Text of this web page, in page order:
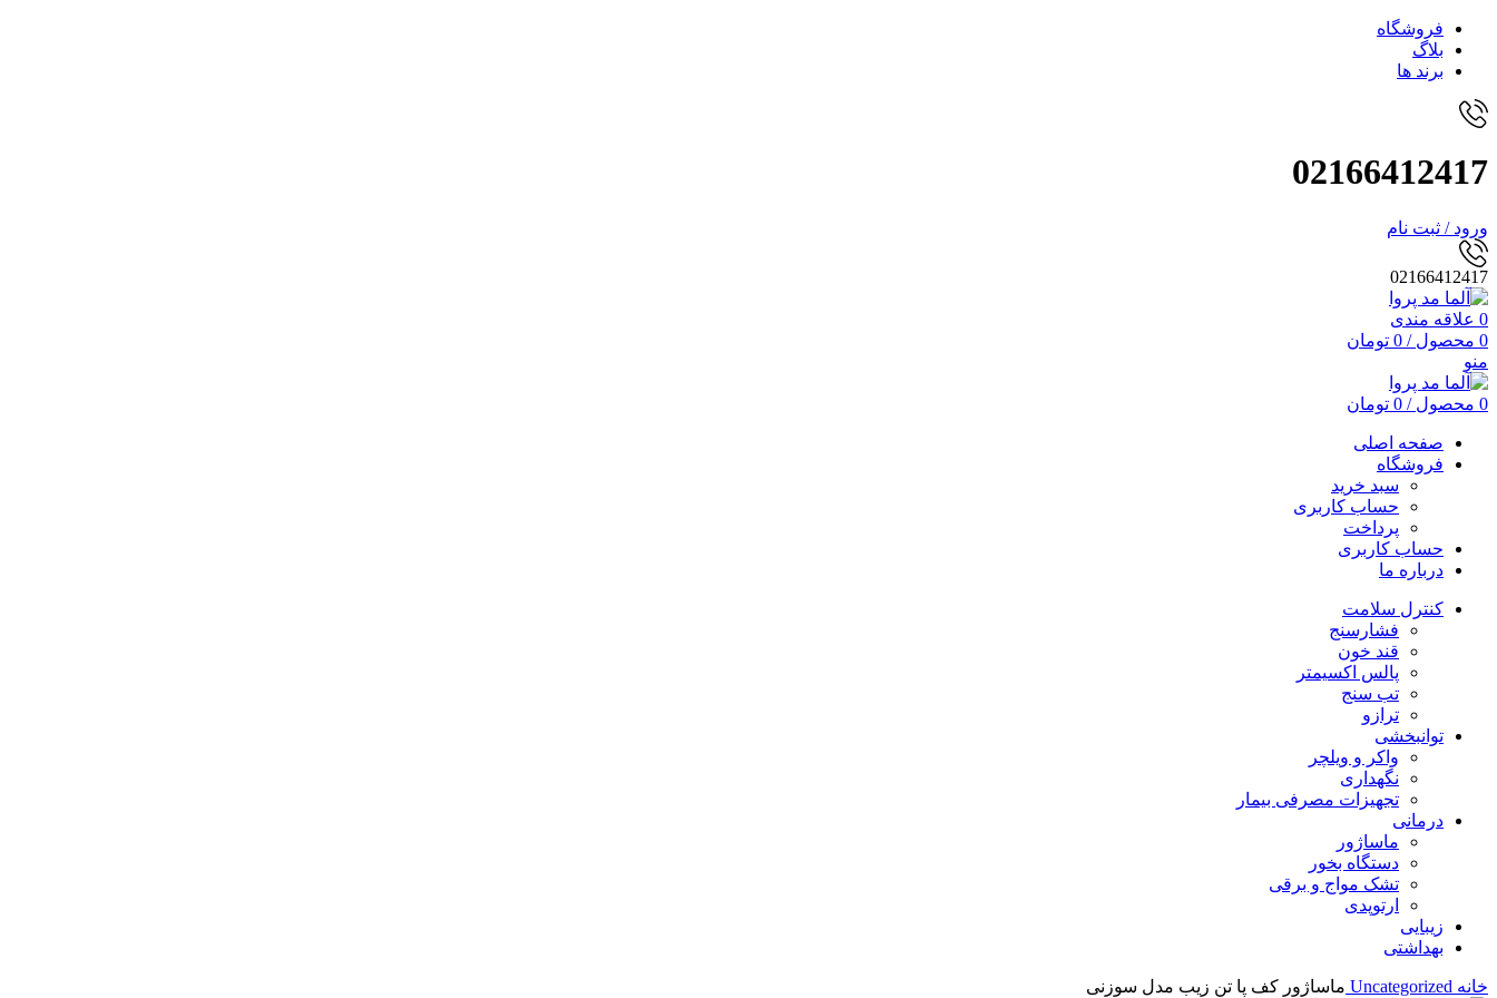
فروشگاه
بلاگ
برند ها
02166412417
ورود / ثبت نام
02166412417
0 علاقه مندی
0 محصول /
0 تومان
منو
0 محصول /
0 تومان
صفحه اصلی
فروشگاه
سبد خرید
حساب کاربری
پرداخت
حساب کاربری
درباره ما
کنترل سلامت
فشارسنج
قند خون
پالس اکسیمتر
تب سنج
ترازو
توانبخشی
واکر و ویلچر
نگهداری
تجهیزات مصرفی بیمار
درمانی
ماساژور
دستگاه بخور
تشک مواج و برقی
ارتوپدی
زیبایی
بهداشتی
خانه Uncategorized ماساژور کف پا تن زیب مدل سوزنی